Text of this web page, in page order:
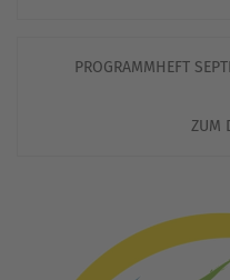
PROGRAMMHEFT
ZUM